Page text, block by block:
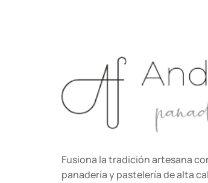
Fusiona la tradición artesana
panadería y pastelería de alta